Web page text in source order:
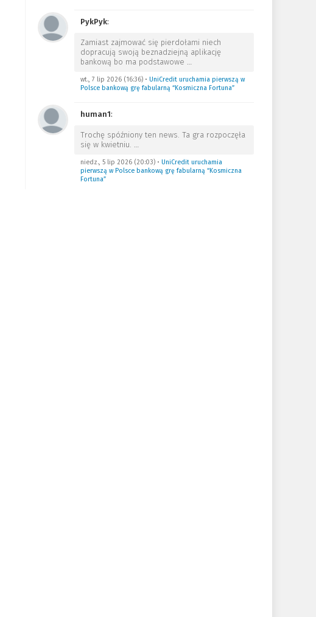
PykPyk:
Zamiast zajmować się pierdołami niech
dopracują swoją beznadziejną aplikację
bankową bo ma podstawowe …
wt., 7 lip 2026 (16:36)• UniCredit uruchamia pierwszą w
Polsce bankową grę fabularną “Kosmiczna Fortuna”
human1:
Trochę spóźniony ten news. Ta gra rozpoczęła
się w kwietniu. …
niedz., 5 lip 2026 (20:03)• UniCredit uruchamia
pierwszą w Polsce bankową grę fabularną “Kosmiczna
Fortuna”